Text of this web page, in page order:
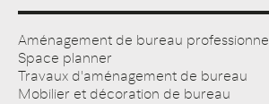
Aménagement de bureau professionnel
Space planner
Travaux d'aménagement de bureau
Mobilier et décoration de bureau